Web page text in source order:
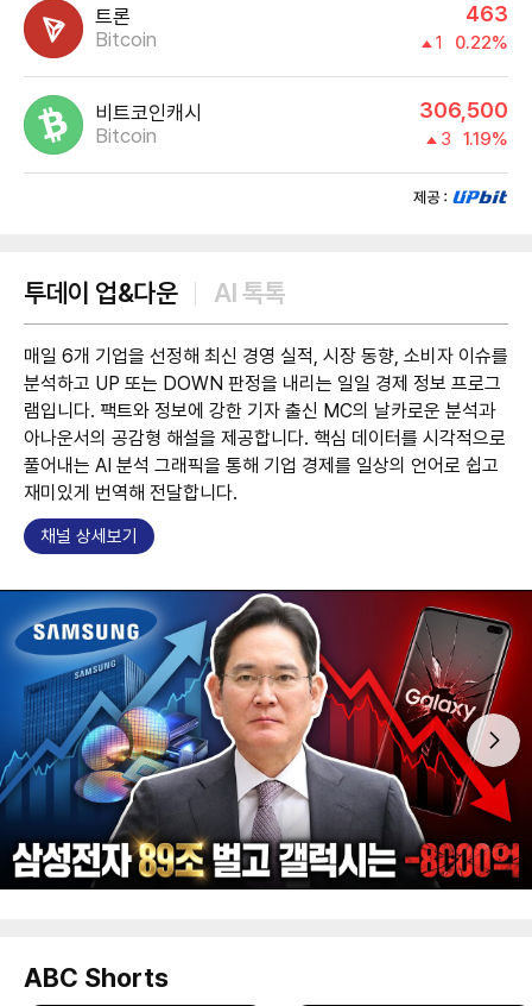
트론
Bitcoin
463
1 0.22%
비트코인캐시
Bitcoin
306,500
3 1.19%
제공:UPbit
투데이 업&다운 AI 톡톡
매일 6개 기업을 선정해 최신 경영 실적, 시장 동향, 소비자 이슈를
분석하고 UP 또는 DOWN 판정을 내리는 일일 경제 정보 프로그
램입니다. 팩트와 정보에 강한 기자 출신 MC의 날카로운 분석과
아나운서의 공감형 해설을 제공합니다. 핵심 데이터를 시각적으로
풀어내는 AI 분석 그래픽을 통해 기업 경제를 일상의 언어로 쉽고
재미있게 번역해 전달합니다.
채널 상세보기
ABC Shorts